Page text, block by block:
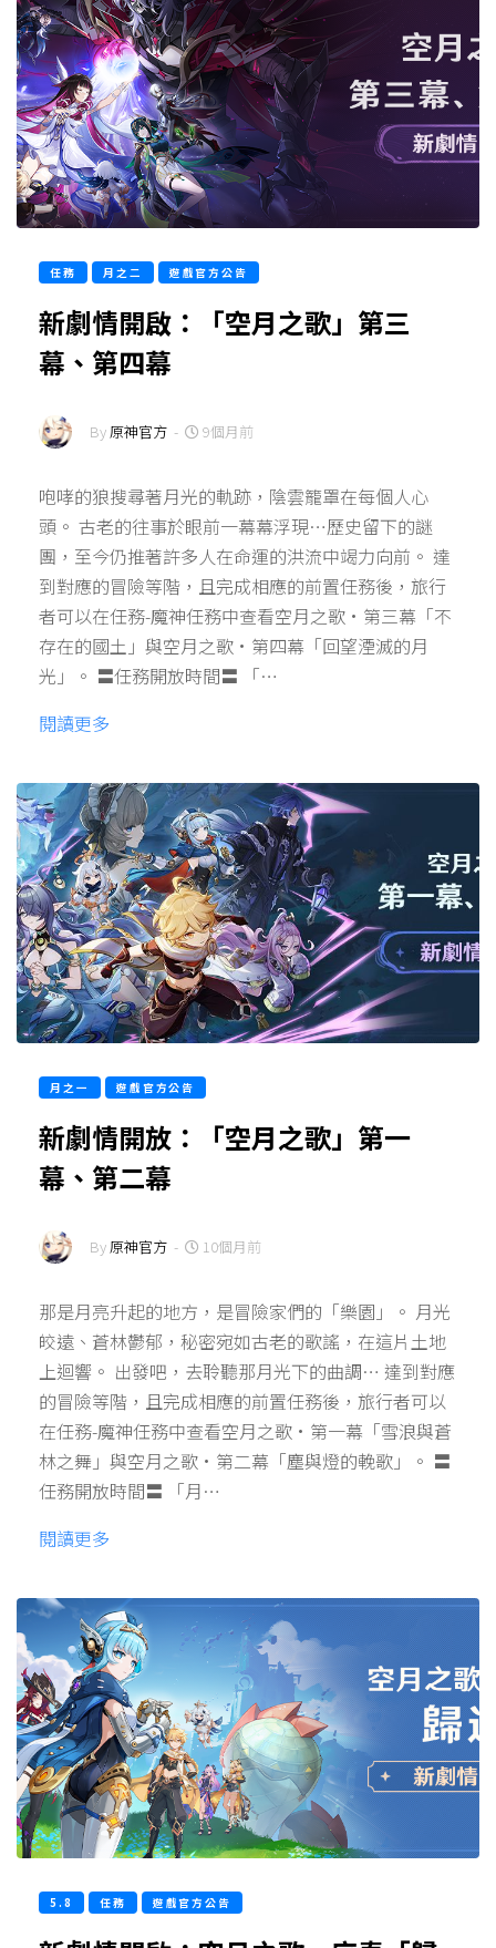
任務 月之二 遊戲官方公告
新劇情開啟：「空月之歌」第三
幕、第四幕
By原神官方 - 9個月前
咆哮的狼搜尋著月光的軌跡，陰雲籠罩在每個人心
頭。 古老的往事於眼前一幕幕浮現…歷史留下的謎
團，至今仍推著許多人在命運的洪流中竭力向前。 達
到對應的冒險等階，且完成相應的前置任務後，旅行
者可以在任務-魔神任務中查看空月之歌·第三幕「不
存在的國土」與空月之歌·第四幕「回望湮滅的月
光」。 〓任務開放時間〓 「…
閱讀更多
月之一 遊戲官方公告
新劇情開放：「空月之歌」第一
幕、第二幕
By原神官方 - 10個月前
那是月亮升起的地方，是冒險家們的「樂園」。 月光
皎遠、蒼林鬱郁，秘密宛如古老的歌謠，在這片土地
上迴響。 出發吧，去聆聽那月光下的曲調… 達到對應
的冒險等階，且完成相應的前置任務後，旅行者可以
在任務-魔神任務中查看空月之歌·第一幕「雪浪與蒼
林之舞」與空月之歌·第二幕「塵與燈的輓歌」。 〓
任務開放時間〓 「月…
閱讀更多
5.8 任務 遊戲官方公告